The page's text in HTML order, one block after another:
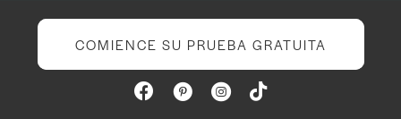
COMIENCE SU PRUEBA GRATUITA